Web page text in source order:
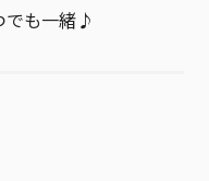
でも一緒♪